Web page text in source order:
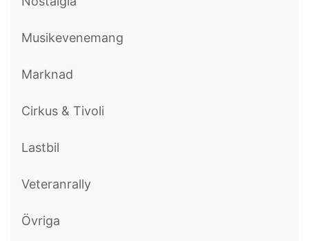
Musikevenemang
Marknad
Cirkus & Tivoli
Lastbil
Veteranrally
Övriga